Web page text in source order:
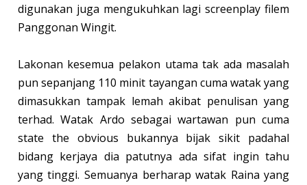
digunakan juga mengukuhkan lagi screenplay filem
Panggonan Wingit.
Lakonan kesemua pelakon utama tak ada masalah
pun sepanjang 110 minit tayangan cuma watak yang
dimasukkan tampak lemah akibat penulisan yang
terhad. Watak Ardo sebagai wartawan pun cuma
state the obvious bukannya bijak sikit padahal
bidang kerjaya dia patutnya ada sifat ingin tahu
yang tinggi. Semuanya berharap watak Raina yang